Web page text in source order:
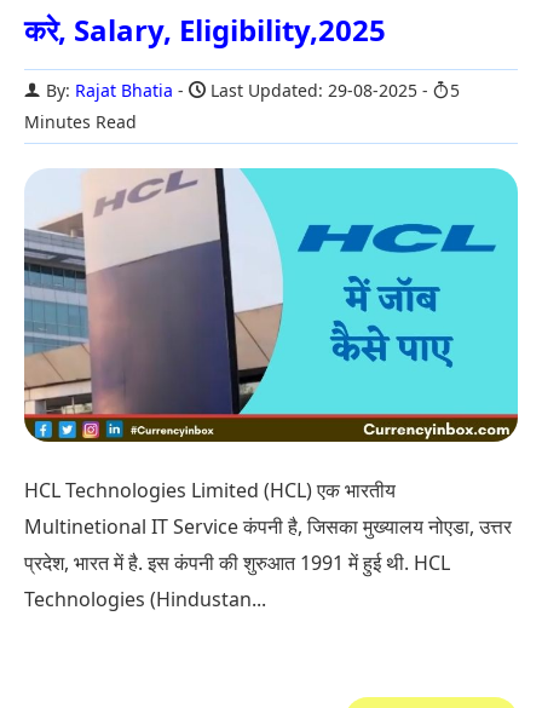
करे, Salary, Eligibility,2025
By: Rajat Bhatia Last Updated: 29-08-2025
5
Minutes Read
HCL Technologies Limited (HCL) एक भारतीय
Multinetional IT Service कंपनी है, जिसका मुख्यालय नोएडा, उत्तर
प्रदेश, भारत में है. इस कंपनी की शुरुआत 1991 में हुई थी. HCL
Technologies (Hindustan...